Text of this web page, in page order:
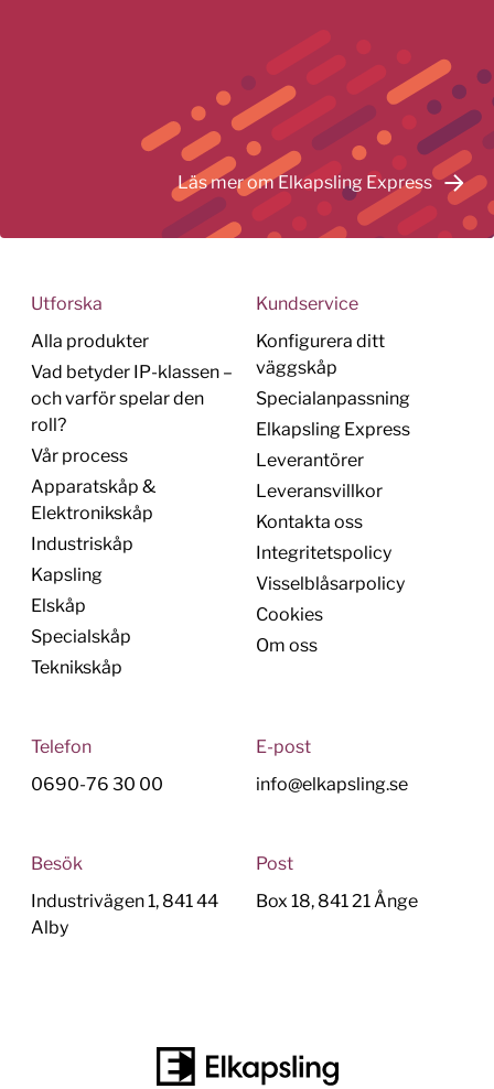
Läs mer om Elkapsling Express
Utforska
Alla produkter
Vad betyder IP-klassen –
och varför spelar den
roll?
Vår process
Apparatskåp &
Elektronikskåp
Industriskåp
Kapsling
Elskåp
Specialskåp
Teknikskåp
Kundservice
Konfigurera ditt
väggskåp
Specialanpassning
Elkapsling Express
Leverantörer
Leveransvillkor
Kontakta oss
Integritetspolicy
Visselblåsarpolicy
Cookies
Om oss
Telefon
0690-76 30 00
E-post
info@elkapsling.se
Besök
Industrivägen 1, 841 44
Alby
Post
Box 18, 841 21 Ånge